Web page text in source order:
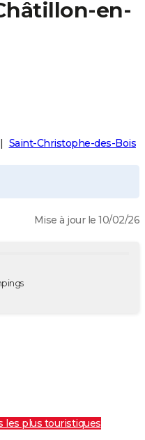
en-
Saint-Christophe-des-Bois
Mise à jour le 10/02/26
les plus touristiques